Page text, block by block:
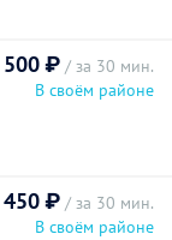
500 ₽ / за 30 мин.
В своём районе
450 ₽ / за 30 мин.
В своём районе